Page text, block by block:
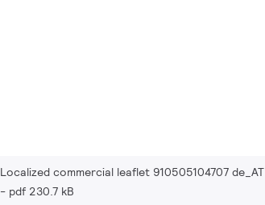
Localized commercial leaflet 910505104707 de_AT
pdf 230.7 kB